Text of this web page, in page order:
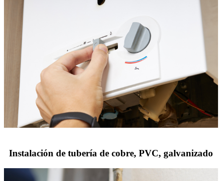
Instalación de tubería de cobre, PVC, galvanizado